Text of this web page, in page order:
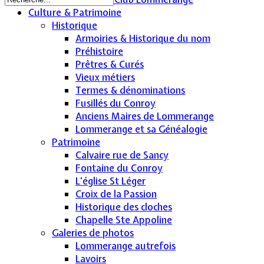
Culture & Patrimoine
Historique
Armoiries & Historique du nom
Préhistoire
Prêtres & Curés
Vieux métiers
Termes & dénominations
Fusillés du Conroy
Anciens Maires de Lommerange
Lommerange et sa Généalogie
Patrimoine
Calvaire rue de Sancy
Fontaine du Conroy
L'église St Léger
Croix de la Passion
Historique des cloches
Chapelle Ste Appoline
Galeries de photos
Lommerange autrefois
Lavoirs